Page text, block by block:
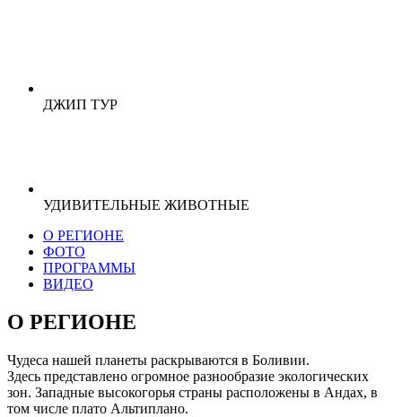
ДЖИП ТУР
УДИВИТЕЛЬНЫЕ ЖИВОТНЫЕ
О РЕГИОНЕ
ФОТО
ПРОГРАММЫ
ВИДЕО
О РЕГИОНЕ
Чудеса нашей планеты раскрываются в Боливии.
Здесь представлено огромное разнообразие экологических
зон. Западные высокогорья страны расположены в Андах, в
том числе плато Альтиплано.